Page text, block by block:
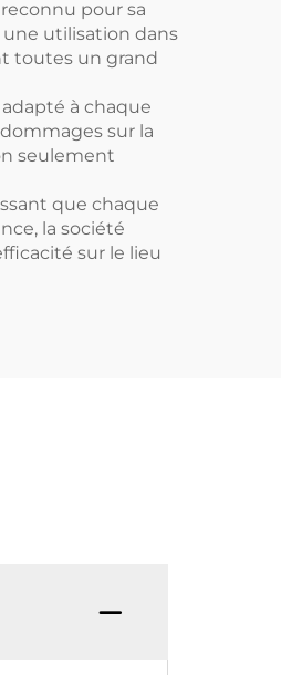
pour sa
utilisation dans
toutes un grand
à chaque
sur la
seulement
que chaque
la société
sur le lieu